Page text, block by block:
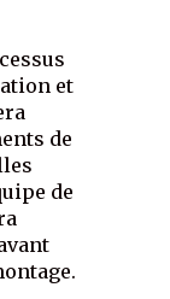
et
de
de